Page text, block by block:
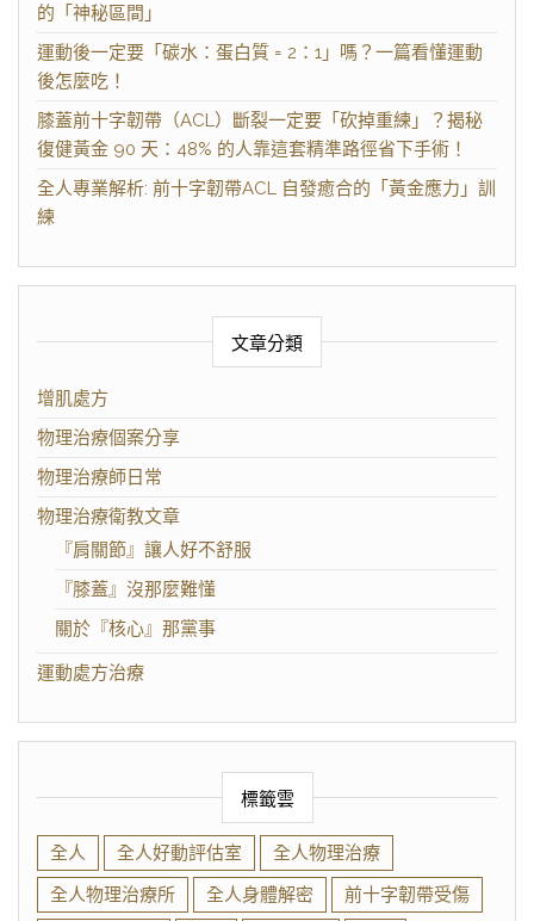
的「神秘區間」
運動後一定要「碳水：蛋白質 = 2：1」嗎？一篇看懂運動
後怎麼吃！
膝蓋前十字韌帶（ACL）斷裂一定要「砍掉重練」？揭秘
復健黃金 90 天：48% 的人靠這套精準路徑省下手術！
全人專業解析: 前十字韌帶ACL 自發癒合的「黃金應力」訓
練
文章分類
增肌處方
物理治療個案分享
物理治療師日常
物理治療衛教文章
『肩關節』讓人好不舒服
『膝蓋』沒那麼難懂
關於『核心』那黨事
運動處方治療
標籤雲
全人 全人好動評估室
全人物理治療
全人物理治療所
全人身體解密 前十字韌帶受傷